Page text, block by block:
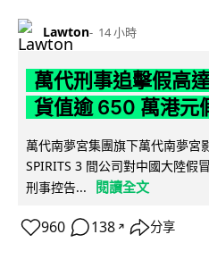
Lawton 14 小時
萬代刑事追擊假高
貨值逾 650 萬港元
萬代南夢宮集團旗下萬代南夢宮
SPIRITS 3 間公司對中國大陸假
刑事控告...
閱讀全文
960 138 ↗ 分享